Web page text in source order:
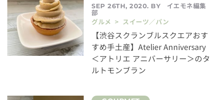
SEP 26TH, 2020. BY イエモネ編集
部
グルメ > スイーツ／パン
【渋谷スクランブルスクエアおす
すめ手土産】Atelier Anniversary
＜アトリエ アニバーサリー＞のタ
ルトモンブラン